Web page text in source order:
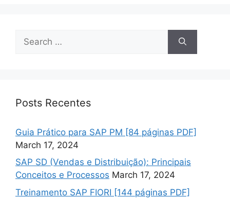
for:
Posts Recentes
Guia Prático para SAP PM [84 páginas PDF]
March 17, 2024
SAP SD (Vendas e Distribuição): Principais
Conceitos e Processos March 17, 2024
Treinamento SAP FIORI [144 páginas PDF]